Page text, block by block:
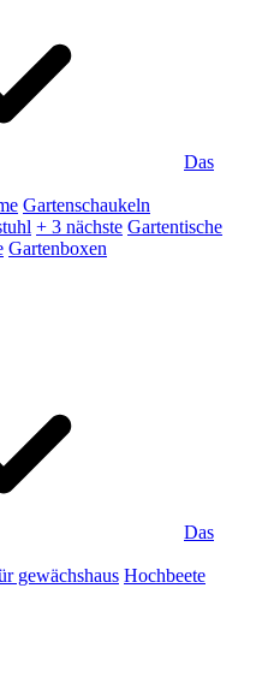
Das
Gartenschaukeln
+ 3 nächste Gartentische
Gartenboxen
Das
gewächshaus Hochbeete